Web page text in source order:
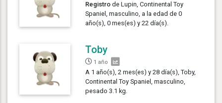
Registro de Lupin, Continental Toy
Spaniel, masculino, a la edad de 0
año(s), 0 mes(es) y 22 día(s).
Toby
1 año
A 1 año(s), 2 mes(es) y 28 día(s), Toby,
Continental Toy Spaniel, masculino,
pesado 3.1 kg.